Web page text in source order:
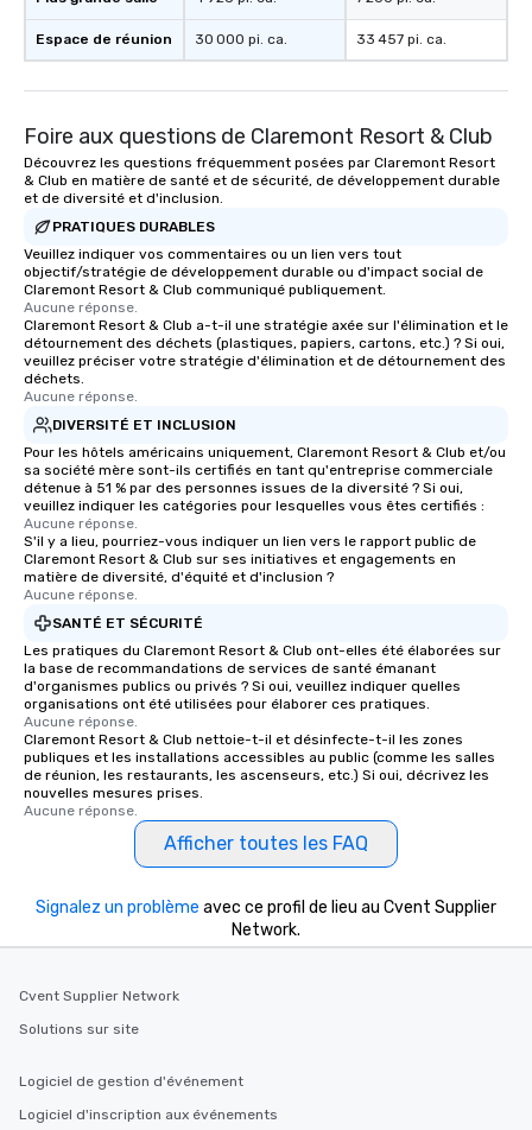
Espace de réunion 30 000 pi. ca. 33 457 pi. ca.
Foire aux questions de Claremont Resort & Club
Découvrez les questions fréquemment posées par Claremont Resort
& Club en matière de santé et de sécurité, de développement durable
et de diversité et d'inclusion.
PRATIQUES DURABLES
Veuillez indiquer vos commentaires ou un lien vers tout
objectif/stratégie de développement durable ou d'impact social de
Claremont Resort & Club communiqué publiquement.
Aucune réponse.
Claremont Resort & Club a-t-il une stratégie axée sur l'élimination et le
détournement des déchets (plastiques, papiers, cartons, etc.) ? Si oui,
veuillez préciser votre stratégie d'élimination et de détournement des
déchets.
Aucune réponse.
DIVERSITÉ ET INCLUSION
Pour les hôtels américains uniquement, Claremont Resort & Club et/ou
sa société mère sont-ils certifiés en tant qu'entreprise commerciale
détenue à 51 % par des personnes issues de la diversité ? Si oui,
veuillez indiquer les catégories pour lesquelles vous êtes certifiés :
Aucune réponse.
S'il y a lieu, pourriez-vous indiquer un lien vers le rapport public de
Claremont Resort & Club sur ses initiatives et engagements en
matière de diversité, d'équité et d'inclusion ?
Aucune réponse.
SANTÉ ET SÉCURITÉ
Les pratiques du Claremont Resort & Club ont-elles été élaborées sur
la base de recommandations de services de santé émanant
d'organismes publics ou privés ? Si oui, veuillez indiquer quelles
organisations ont été utilisées pour élaborer ces pratiques.
Aucune réponse.
Claremont Resort & Club nettoie-t-il et désinfecte-t-il les zones
publiques et les installations accessibles au public (comme les salles
de réunion, les restaurants, les ascenseurs, etc.) Si oui, décrivez les
nouvelles mesures prises.
Aucune réponse.
Afficher toutes les FAQ
Signalez un problème avec ce profil de lieu au Cvent Supplier
Network.
Cvent Supplier Network
Solutions sur site
Logiciel de gestion d'événement
Logiciel d'inscription aux événements